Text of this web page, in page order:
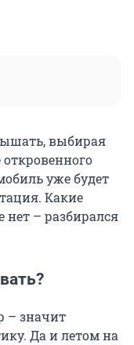
выбирая
уже будет
Какие
нет – разбирался
– значит
Да и летом на